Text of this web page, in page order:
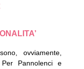
ovviamente,
Per Pannolenci e